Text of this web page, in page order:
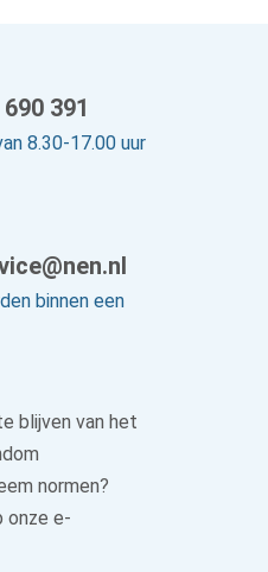
391
8.30-17.00 uur
binnen een
blijven van het
normen?
onze e-